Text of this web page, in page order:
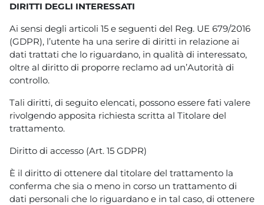
DIRITTI DEGLI INTERESSATI
Ai sensi degli articoli 15 e seguenti del Reg. UE 679/2016
(GDPR), l’utente ha una serire di diritti in relazione ai
dati trattati che lo riguardano, in qualità di interessato,
oltre al diritto di proporre reclamo ad un’Autorità di
controllo.
Tali diritti, di seguito elencati, possono essere fati valere
rivolgendo apposita richiesta scritta al Titolare del
trattamento.
Diritto di accesso (Art. 15 GDPR)
È il diritto di ottenere dal titolare del trattamento la
conferma che sia o meno in corso un trattamento di
dati personali che lo riguardano e in tal caso, di ottenere